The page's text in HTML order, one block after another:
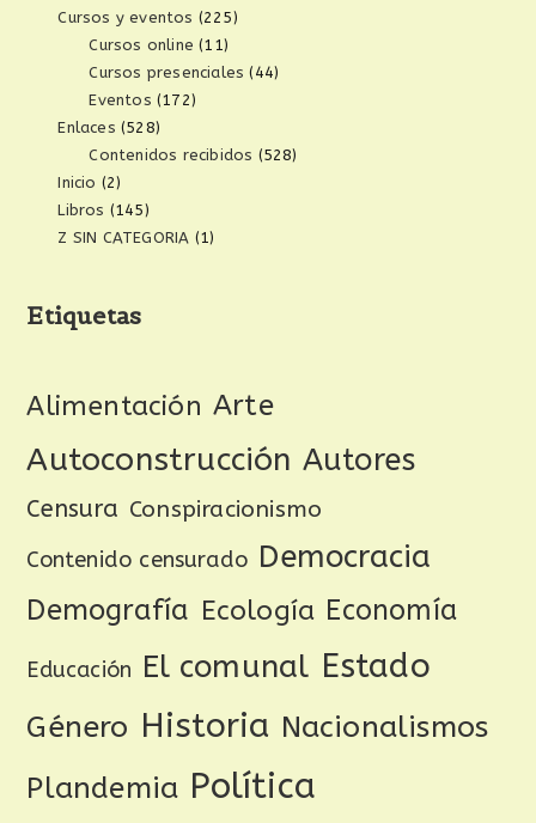
Cursos y eventos (225)
Cursos online (11)
Cursos presenciales (44)
Eventos (172)
Enlaces (528)
Contenidos recibidos (528)
Inicio (2)
Libros (145)
Z SIN CATEGORIA (1)
Etiquetas
Alimentación Arte
Autoconstrucción Autores
Censura Conspiracionismo
Contenido censurado Democracia
Demografía Ecología Economía
Educación El comunal Estado
Género Historia Nacionalismos
Plandemia Política